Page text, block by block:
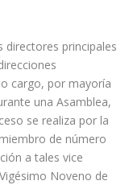
directores principales
cargo, por mayoría
una Asamblea,
se realiza por la
de número
a tales vice
Noveno de